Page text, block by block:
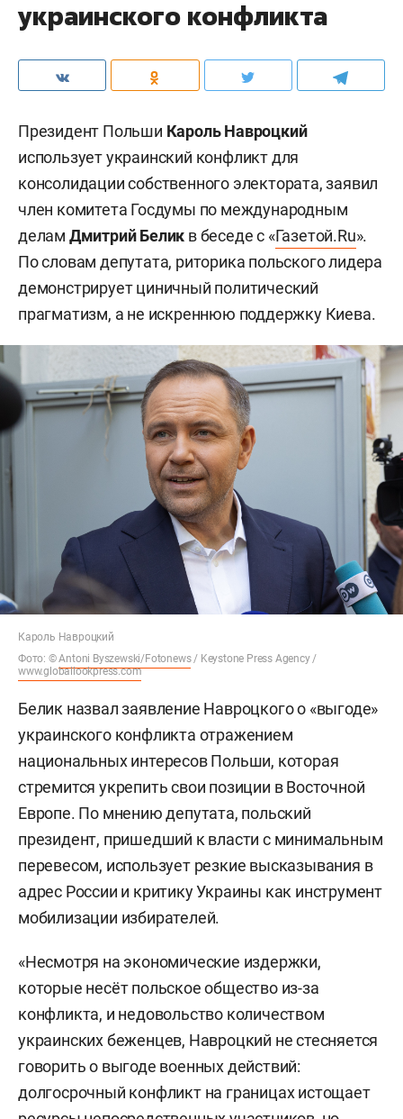
украинского конфликта
Президент Польши Кароль Навроцкий
использует украинский конфликт для
консолидации собственного электората, заявил
член комитета Госдумы по международным
делам Дмитрий Белик в беседе с «Газетой.Ru».
По словам депутата, риторика польского лидера
демонстрирует циничный политический
прагматизм, а не искреннюю поддержку Киева.
Кароль Навроцкий
Фото: ©Antoni Byszewski/Fotonews/ Keystone Press Agency /
www.globallookpress.com
Белик назвал заявление Навроцкого о «выгоде»
украинского конфликта отражением
национальных интересов Польши, которая
стремится укрепить свои позиции в Восточной
Европе. По мнению депутата, польский
президент, пришедший к власти с минимальным
перевесом, использует резкие высказывания в
адрес России и критику Украины как инструмент
мобилизации избирателей.
«Несмотря на экономические издержки,
которые несёт польское общество из-за
конфликта, и недовольство количеством
украинских беженцев, Навроцкий не стесняется
говорить о выгоде военных действий:
долгосрочный конфликт на границах истощает